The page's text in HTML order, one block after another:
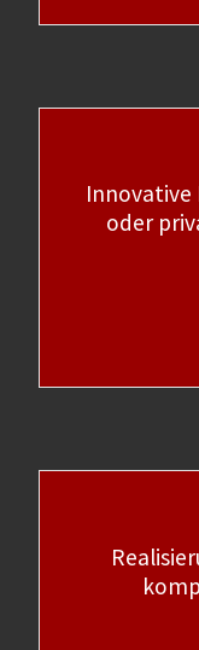
Innovative
oder